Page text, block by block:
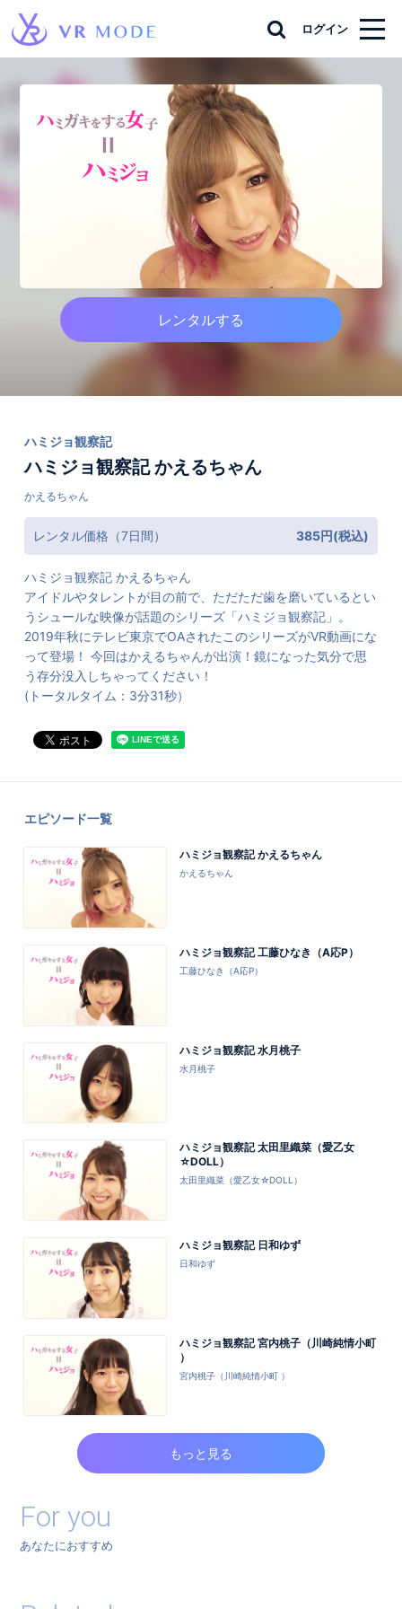
ログイン
レンタルする
ハミジョ観察記
ハミジョ観察記 かえるちゃん
かえるちゃん
レンタル価格（7日間） 385円(税込)
ハミジョ観察記 かえるちゃん
アイドルやタレントが目の前で、ただただ歯を磨いているとい
うシュールな映像が話題のシリーズ「ハミジョ観察記」。
2019年秋にテレビ東京でOAされたこのシリーズがVR動画にな
って登場！ 今回はかえるちゃんが出演！鏡になった気分で思
う存分没入しちゃってください！
(トータルタイム：3分31秒）
エピソード一覧
ハミジョ観察記 かえるちゃん
かえるちゃん
ハミジョ観察記 工藤ひなき（A応P）
工藤ひなき（A応P）
ハミジョ観察記 水月桃子
水月桃子
ハミジョ観察記 太田里織菜（愛乙女
☆DOLL）
太田里織菜（愛乙女☆DOLL）
ハミジョ観察記 日和ゆず
日和ゆず
ハミジョ観察記 宮内桃子（川崎純情小町
）
宮内桃子（川崎純情小町 ）
もっと見る
For you
あなたにおすすめ